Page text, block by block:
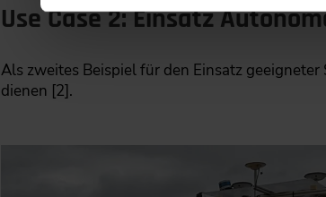
Use Case 2: Einsatz
Als zweites Beispiel für den Einsatz
dienen [2].